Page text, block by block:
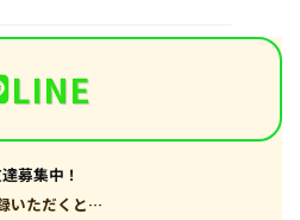
LINE
募集中！
いただくと…